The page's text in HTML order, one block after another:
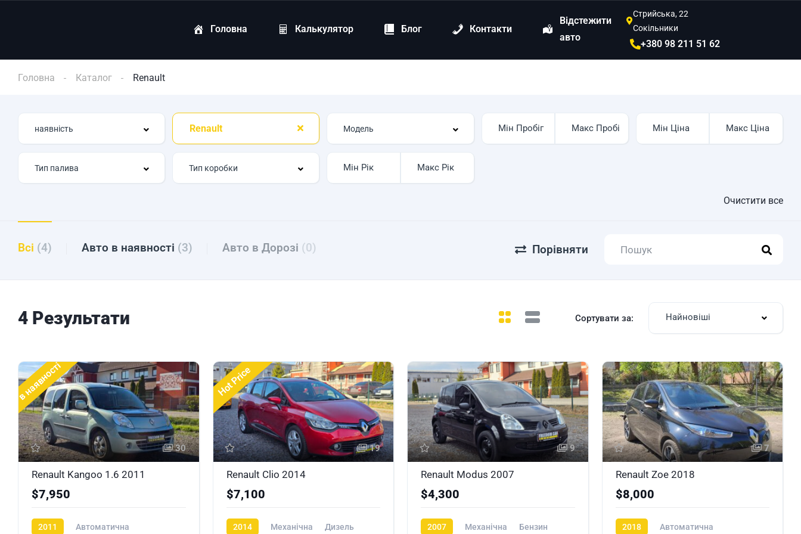
Головна Калькулятор Блог Контакти
Відстежити
авто
Стрийська, 22
Сокільники
+380 98 211 51 62
Головна Каталог Renault
Renault
Очистити все
Всі (4) Авто в наявності (3) Авто в Дорозі (0) Порівняти
4 Результати Сортувати за: Найновіші
в наявності
30
Renault Kangoo 1.6 2011
$7,950
2011 Автоматична
Hot Price
19
Renault Clio 2014
$7,100
2014 Механічна Дизель
9
Renault Modus 2007
$4,300
2007 Механічна Бензин
7
Renault Zoe 2018
$8,000
2018 Автоматична